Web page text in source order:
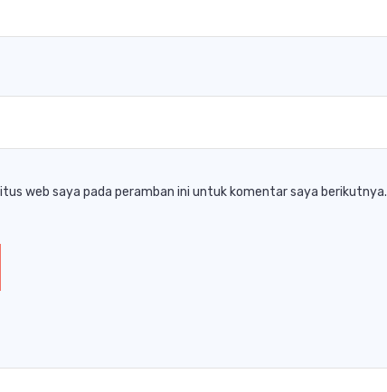
web saya pada peramban ini untuk komentar saya berikutnya.